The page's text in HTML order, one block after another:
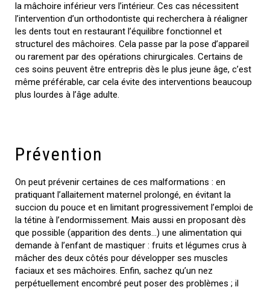
la mâchoire inférieur vers l’intérieur. Ces cas nécessitent
l’intervention d’un orthodontiste qui recherchera à réaligner
les dents tout en restaurant l’équilibre fonctionnel et
structurel des mâchoires. Cela passe par la pose d’appareil
ou rarement par des opérations chirurgicales. Certains de
ces soins peuvent être entrepris dès le plus jeune âge, c’est
même préférable, car cela évite des interventions beaucoup
plus lourdes à l’âge adulte.
Prévention
On peut prévenir certaines de ces malformations : en
pratiquant l’allaitement maternel prolongé, en évitant la
succion du pouce et en limitant progressivement l’emploi de
la tétine à l’endormissement. Mais aussi en proposant dès
que possible (apparition des dents…) une alimentation qui
demande à l’enfant de mastiquer : fruits et légumes crus à
mâcher des deux côtés pour développer ses muscles
faciaux et ses mâchoires. Enfin, sachez qu’un nez
perpétuellement encombré peut poser des problèmes ; il